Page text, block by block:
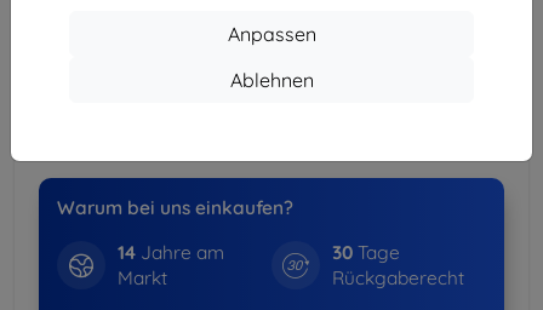
Anpassen
Ablehnen
Warum bei uns einkaufen?
14Jahre am
Markt
30 Tage
Rückgaberecht